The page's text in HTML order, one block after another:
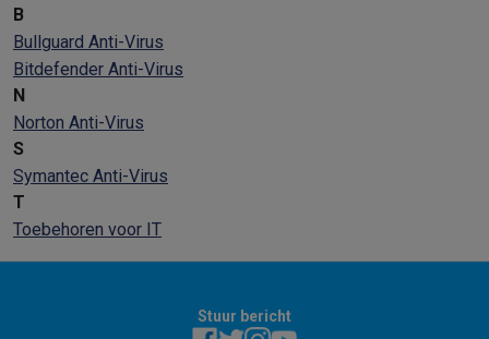
B
Bullguard Anti-Virus
Bitdefender Anti-Virus
N
Norton Anti-Virus
S
Symantec Anti-Virus
T
Toebehoren voor IT
Stuur bericht